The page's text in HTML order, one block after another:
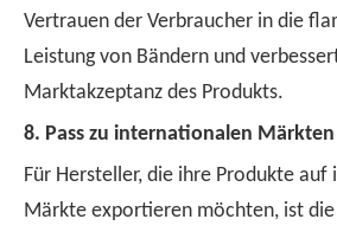
Vertrauen der Verbraucher in die
Leistung von Bändern und
Marktakzeptanz des Produkts.
8. Pass zu internationalen Märkten
Für Hersteller, die ihre Produkte
Märkte exportieren möchten, ist die